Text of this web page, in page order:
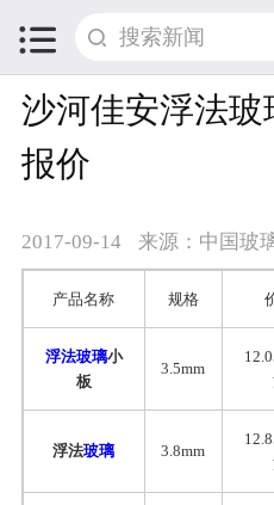

沙河佳安浮法玻
报价
2017-09-14 来源：中国玻
产品名称 规格
浮法玻璃小
板
3.5mm
浮法玻璃 3.8mm